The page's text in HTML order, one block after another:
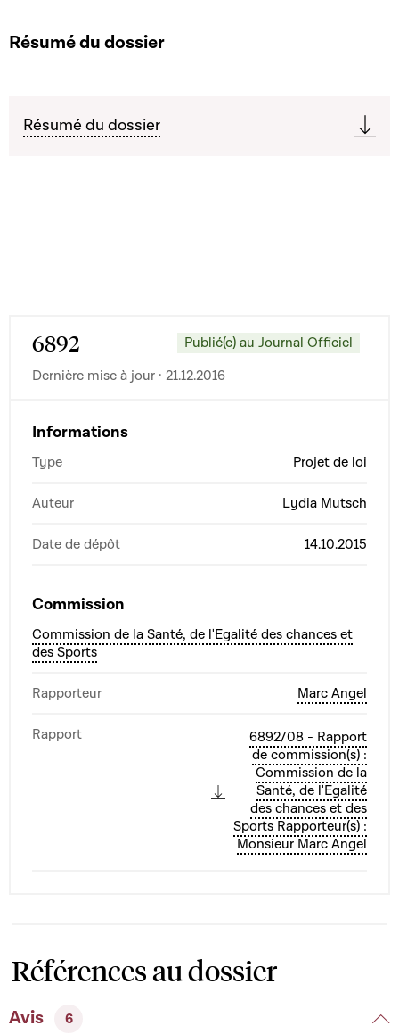
Résumé du dossier
Résumé du dossier
6892
Publié(e) au Journal Officiel
Dernière mise à jour · 21.12.2016
Informations
Type Projet de loi
Auteur Lydia Mutsch
Date de dépôt 14.10.2015
Commission
Commission de la Santé, de l'Egalité des chances et
des Sports
Rapporteur Marc Angel
Rapport
6892/08 - Rapport
de commission(s) :
Commission de la
Santé, de l'Egalité
des chances et des
Sports Rapporteur(s) :
Monsieur Marc Angel
Références au dossier
Avis 6